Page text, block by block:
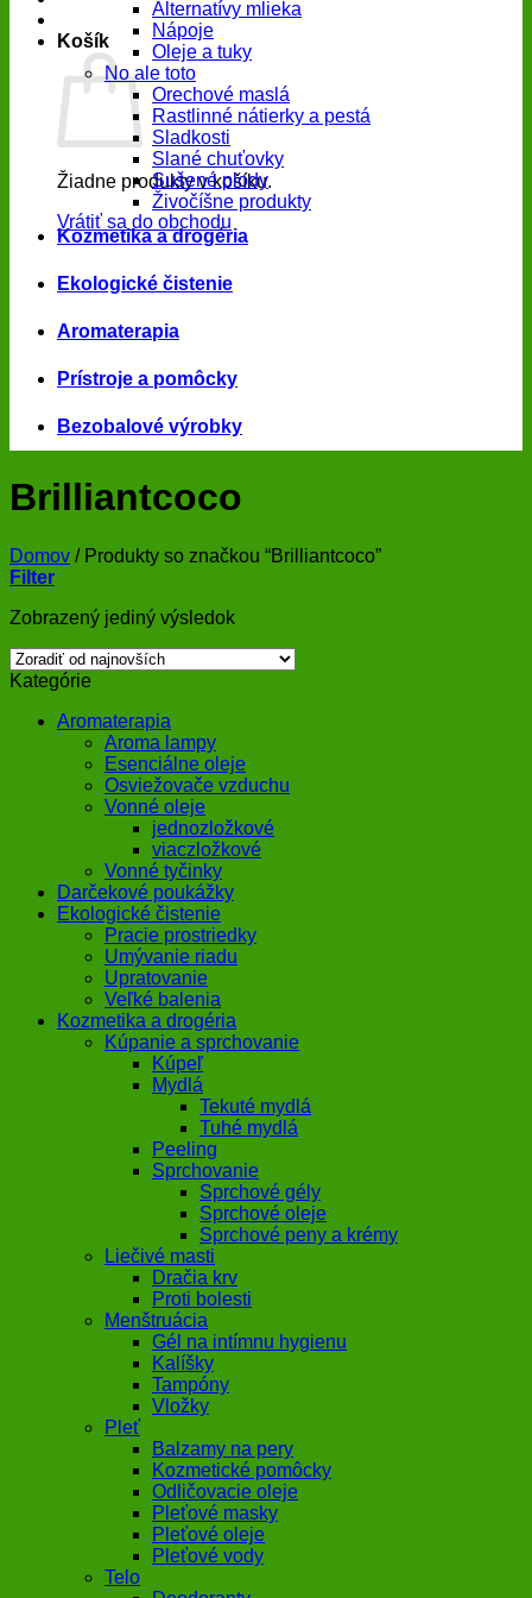
Košík
Žiadne produkty v košíku.
Vrátiť sa do obchodu
Alternatívy mlieka
Nápoje
Oleje a tuky
No ale toto
Orechové maslá
Rastlinné nátierky a pestá
Sladkosti
Slané chuťovky
Sušené plody
Živočíšne produkty
Kozmetika a drogéria
Ekologické čistenie
Aromaterapia
Prístroje a pomôcky
Bezobalové výrobky
Brilliantcoco
Domov /Produkty so značkou “Brilliantcoco”
Filter
Zobrazený jediný výsledok
Kategórie
Aromaterapia
Aroma lampy
Esenciálne oleje
Osviežovače vzduchu
Vonné oleje
jednozložkové
viaczložkové
Vonné tyčinky
Darčekové poukážky
Ekologické čistenie
Pracie prostriedky
Umývanie riadu
Upratovanie
Veľké balenia
Kozmetika a drogéria
Kúpanie a sprchovanie
Kúpeľ
Mydlá
Tekuté mydlá
Tuhé mydlá
Peeling
Sprchovanie
Sprchové gély
Sprchové oleje
Sprchové peny a krémy
Liečivé masti
Dračia krv
Proti bolesti
Menštruácia
Gél na intímnu hygienu
Kalíšky
Tampóny
Vložky
Pleť
Balzamy na pery
Kozmetické pomôcky
Odličovacie oleje
Pleťové masky
Pleťové oleje
Pleťové vody
Telo